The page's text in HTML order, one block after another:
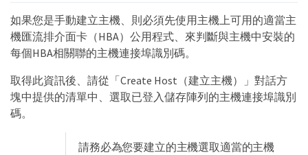
如果您是手動建立主機、則必須先使用主機上可用的適當主
機匯流排介面卡（HBA）公用程式、來判斷與主機中安裝的
每個HBA相關聯的主機連接埠識別碼。
取得此資訊後、請從「Create Host（建立主機）」對話方
塊中提供的清單中、選取已登入儲存陣列的主機連接埠識別
碼。
請務必為您要建立的主機選取適當的主機